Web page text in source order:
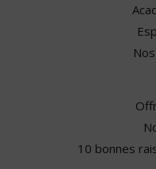
10 bonnes